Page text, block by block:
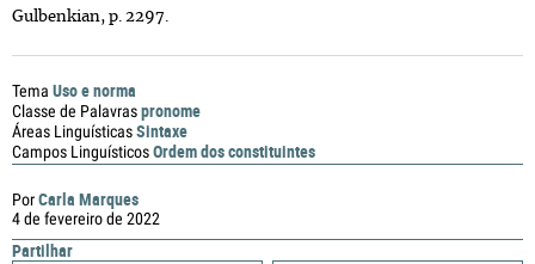
PorCarla Marques
4 de fevereiro de 2022
Partilhar
Gulbenkian, p. 2297.
Tema Uso e norma
Classe de Palavraspronome
Áreas LinguísticasSintaxe
Campos LinguísticosOrdem dos constituintes